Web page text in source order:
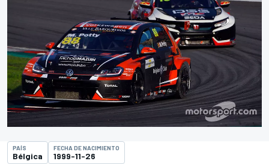
PAÍS
Bélgica
FECHA DE NACIMIENTO
1999-11-26